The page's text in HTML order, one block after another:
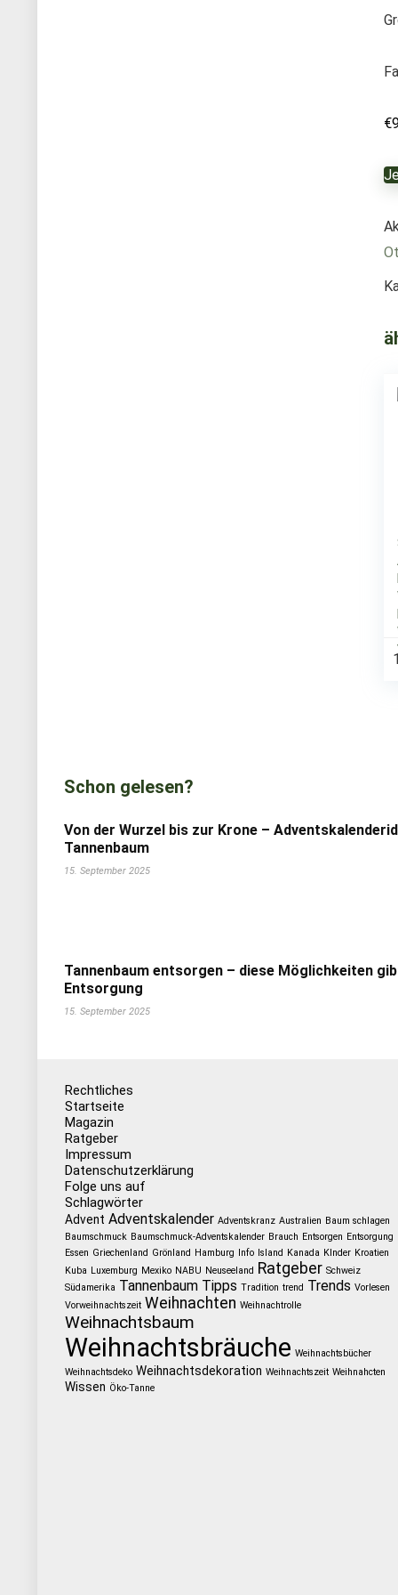
€
Schon gelesen?
Von der Wurzel bis zur Krone –
Tannenbaum
15. September 2025
Tannenbaum entsorgen – diese Möglichkeiten
Entsorgung
15. September 2025
Rechtliches
Startseite
Magazin
Ratgeber
Impressum
Datenschutzerklärung
Folge uns auf
Schlagwörter
Advent Adventskalender Adventskranz Australien Baum schlagen
Baumschmuck Baumschmuck-Adventskalender Brauch Entsorgen Entsorgung
Essen Griechenland Grönland Hamburg Info Island Kanada KInder Kroatien
Kuba Luxemburg Mexiko NABU Neuseeland Ratgeber Schweiz
Südamerika Tannenbaum Tipps Tradition trend Trends Vorlesen
Vorweihnachtszeit Weihnachten Weihnachtrolle
Weihnachtsbaum
Weihnachtsbräuche Weihnachtsbücher
Weihnachtsdeko Weihnachtsdekoration Weihnachtszeit Weihnahcten
Wissen Öko-Tanne